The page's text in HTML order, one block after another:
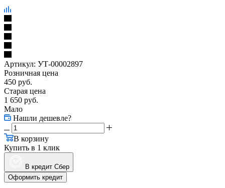
Артикул: УТ-00002897
Розничная цена
450 руб.
Старая цена
1 650 руб.
Мало
Нашли дешевле?
В корзину
Купить в 1 клик
В кредит Сбер
Оформить кредит